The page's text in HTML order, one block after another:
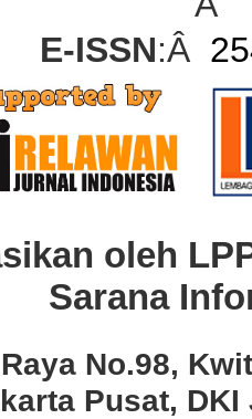
E-ISSN:Â
oleh
Sarana
No.98,
Pusat, DKI